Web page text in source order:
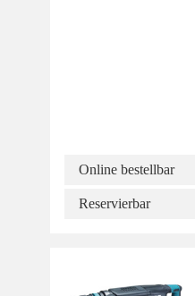
Online bestellbar
Reservierbar